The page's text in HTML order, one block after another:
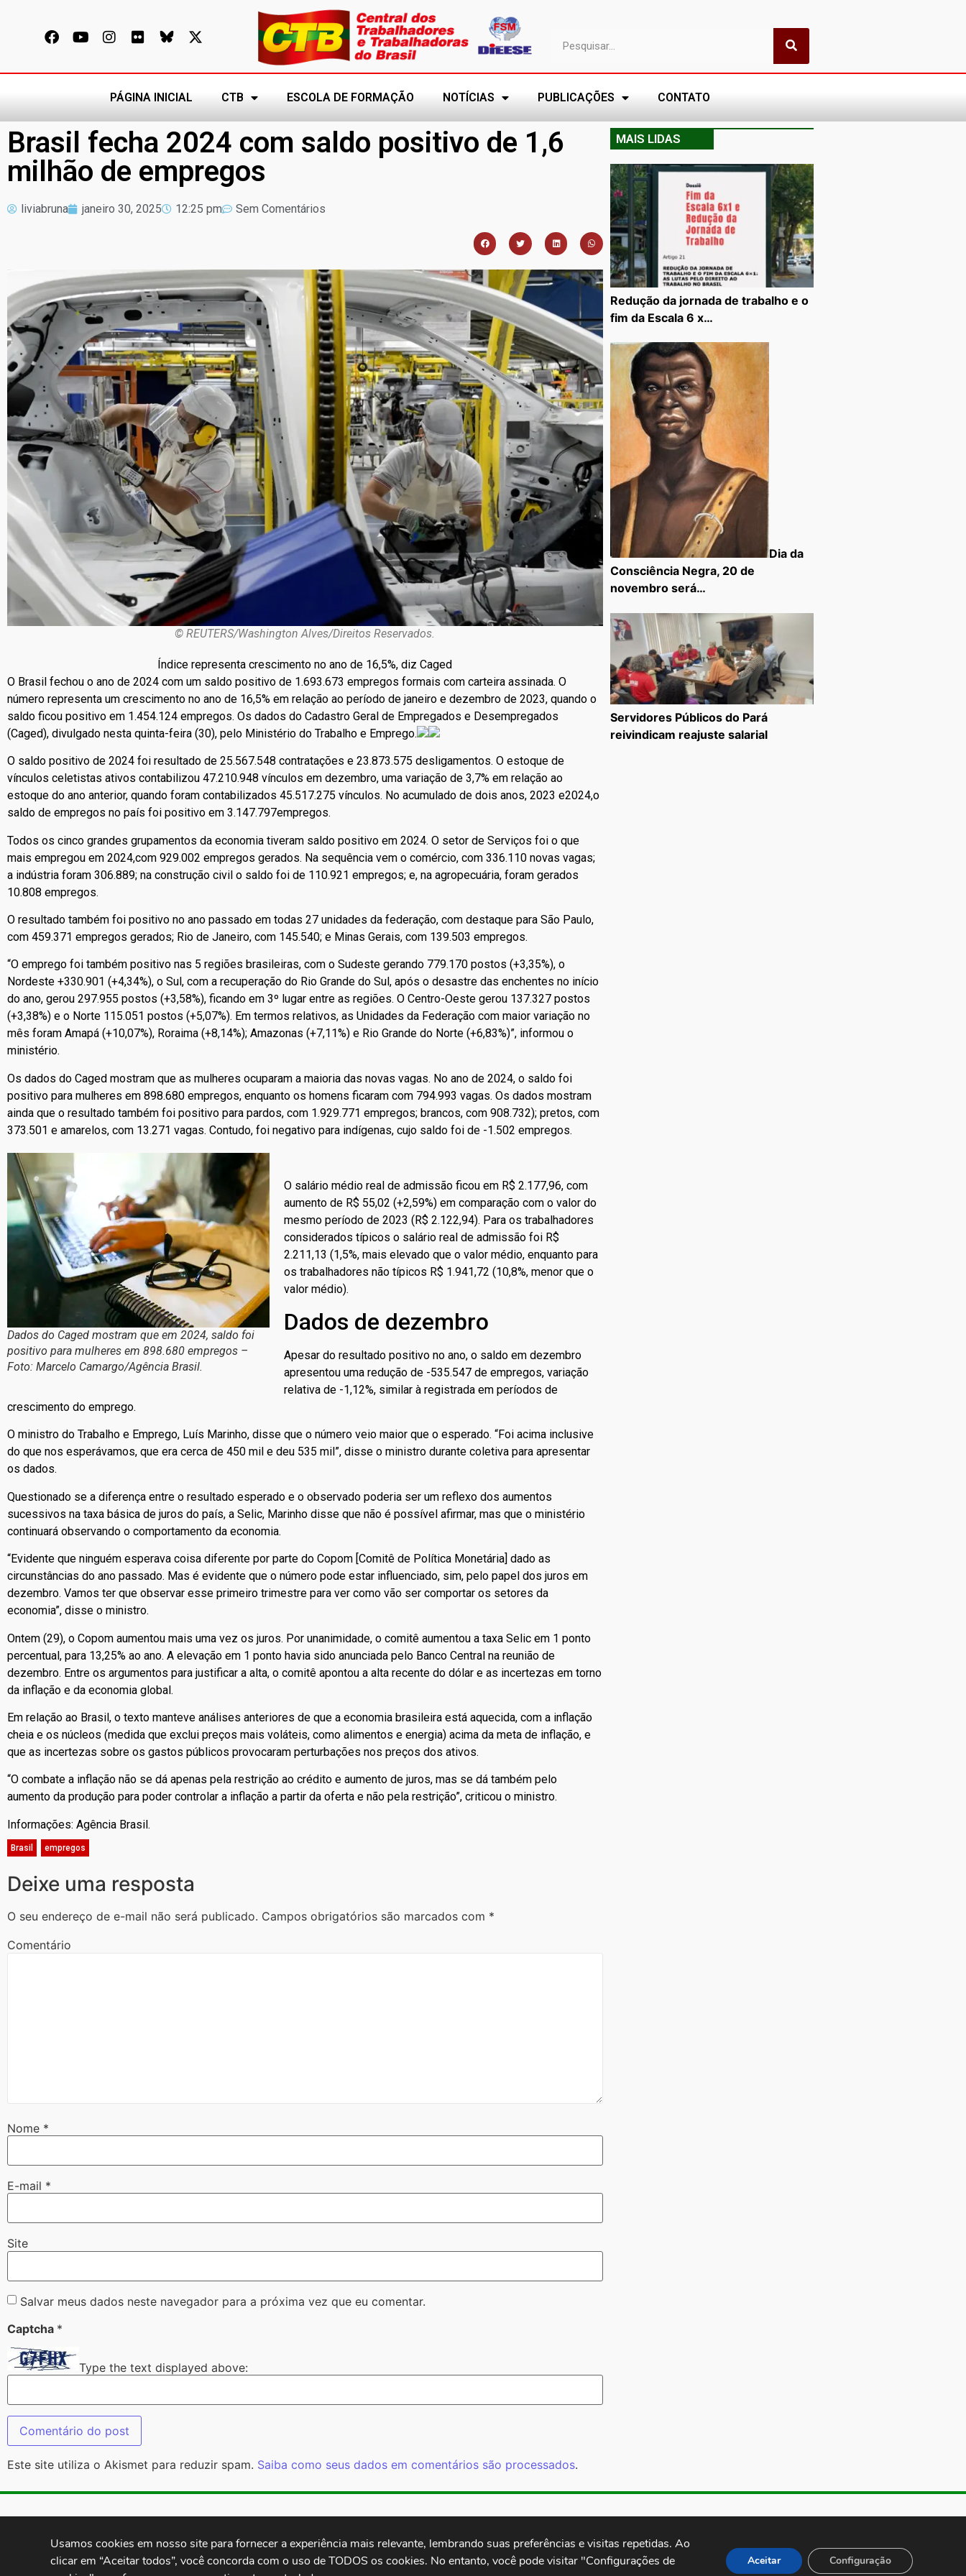
PÁGINA INICIAL CTB ESCOLA DE FORMAÇÃO NOTÍCIAS PUBLICAÇÕES CONTATO
Brasil fecha 2024 com saldo positivo de 1,6
milhão de empregos
liviabruna janeiro 30, 2025 12:25 pm Sem Comentários
© REUTERS/Washington Alves/Direitos Reservados.
Índice representa crescimento no ano de 16,5%, diz Caged
O Brasil fechou o ano de 2024 com um saldo positivo de 1.693.673 empregos formais com carteira assinada. O
número representa um crescimento no ano de 16,5% em relação ao período de janeiro e dezembro de 2023, quando o
saldo ficou positivo em 1.454.124 empregos. Os dados do Cadastro Geral de Empregados e Desempregados
(Caged), divulgado nesta quinta-feira (30), pelo Ministério do Trabalho e Emprego.
O saldo positivo de 2024 foi resultado de 25.567.548 contratações e 23.873.575 desligamentos. O estoque de
vínculos celetistas ativos contabilizou 47.210.948 vínculos em dezembro, uma variação de 3,7% em relação ao
estoque do ano anterior, quando foram contabilizados 45.517.275 vínculos. No acumulado de dois anos, 2023 e2024,o
saldo de empregos no país foi positivo em 3.147.797empregos.
Todos os cinco grandes grupamentos da economia tiveram saldo positivo em 2024. O setor de Serviços foi o que
mais empregou em 2024,com 929.002 empregos gerados. Na sequência vem o comércio, com 336.110 novas vagas;
a indústria foram 306.889; na construção civil o saldo foi de 110.921 empregos; e, na agropecuária, foram gerados
10.808 empregos.
O resultado também foi positivo no ano passado em todas 27 unidades da federação, com destaque para São Paulo,
com 459.371 empregos gerados; Rio de Janeiro, com 145.540; e Minas Gerais, com 139.503 empregos.
“O emprego foi também positivo nas 5 regiões brasileiras, com o Sudeste gerando 779.170 postos (+3,35%), o
Nordeste +330.901 (+4,34%), o Sul, com a recuperação do Rio Grande do Sul, após o desastre das enchentes no início
do ano, gerou 297.955 postos (+3,58%), ficando em 3º lugar entre as regiões. O Centro-Oeste gerou 137.327 postos
(+3,38%) e o Norte 115.051 postos (+5,07%). Em termos relativos, as Unidades da Federação com maior variação no
mês foram Amapá (+10,07%), Roraima (+8,14%); Amazonas (+7,11%) e Rio Grande do Norte (+6,83%)”, informou o
ministério.
Os dados do Caged mostram que as mulheres ocuparam a maioria das novas vagas. No ano de 2024, o saldo foi
positivo para mulheres em 898.680 empregos, enquanto os homens ficaram com 794.993 vagas. Os dados mostram
ainda que o resultado também foi positivo para pardos, com 1.929.771 empregos; brancos, com 908.732); pretos, com
373.501 e amarelos, com 13.271 vagas. Contudo, foi negativo para indígenas, cujo saldo foi de -1.502 empregos.
Dados do Caged mostram que em 2024, saldo foi
positivo para mulheres em 898.680 empregos –
Foto: Marcelo Camargo/Agência Brasil.
O salário médio real de admissão ficou em R$ 2.177,96, com
aumento de R$ 55,02 (+2,59%) em comparação com o valor do
mesmo período de 2023 (R$ 2.122,94). Para os trabalhadores
considerados típicos o salário real de admissão foi R$
2.211,13 (1,5%, mais elevado que o valor médio, enquanto para
os trabalhadores não típicos R$ 1.941,72 (10,8%, menor que o
valor médio).
Dados de dezembro
Apesar do resultado positivo no ano, o saldo em dezembro
apresentou uma redução de -535.547 de empregos, variação
relativa de -1,12%, similar à registrada em períodos de
crescimento do emprego.
O ministro do Trabalho e Emprego, Luís Marinho, disse que o número veio maior que o esperado. “Foi acima inclusive
do que nos esperávamos, que era cerca de 450 mil e deu 535 mil”, disse o ministro durante coletiva para apresentar
os dados.
Questionado se a diferença entre o resultado esperado e o observado poderia ser um reflexo dos aumentos
sucessivos na taxa básica de juros do país, a Selic, Marinho disse que não é possível afirmar, mas que o ministério
continuará observando o comportamento da economia.
“Evidente que ninguém esperava coisa diferente por parte do Copom [Comitê de Política Monetária] dado as
circunstâncias do ano passado. Mas é evidente que o número pode estar influenciado, sim, pelo papel dos juros em
dezembro. Vamos ter que observar esse primeiro trimestre para ver como vão ser comportar os setores da
economia”, disse o ministro.
Ontem (29), o Copom aumentou mais uma vez os juros. Por unanimidade, o comitê aumentou a taxa Selic em 1 ponto
percentual, para 13,25% ao ano. A elevação em 1 ponto havia sido anunciada pelo Banco Central na reunião de
dezembro. Entre os argumentos para justificar a alta, o comitê apontou a alta recente do dólar e as incertezas em torno
da inflação e da economia global.
Em relação ao Brasil, o texto manteve análises anteriores de que a economia brasileira está aquecida, com a inflação
cheia e os núcleos (medida que exclui preços mais voláteis, como alimentos e energia) acima da meta de inflação, e
que as incertezas sobre os gastos públicos provocaram perturbações nos preços dos ativos.
“O combate a inflação não se dá apenas pela restrição ao crédito e aumento de juros, mas se dá também pelo
aumento da produção para poder controlar a inflação a partir da oferta e não pela restrição”, criticou o ministro.
Informações: Agência Brasil.
Brasil empregos
Deixe uma resposta
O seu endereço de e-mail não será publicado. Campos obrigatórios são marcados com *
Comentário
Nome *
E-mail *
Site
Salvar meus dados neste navegador para a próxima vez que eu comentar.
Captcha *
Type the text displayed above:
Este site utiliza o Akismet para reduzir spam. Saiba como seus dados em comentários são processados.
MAIS LIDAS
Redução da jornada de trabalho e o
fim da Escala 6 x…
Dia da
Consciência Negra, 20 de
novembro será…
Servidores Públicos do Pará
reivindicam reajuste salarial
Paulo - SP - Brasil CEP: 01251-001
Usamos cookies em nosso site para fornecer a experiência mais relevante, lembrando suas preferências e visitas repetidas. Ao
clicar em “Aceitar todos”, você concorda com o uso de TODOS os cookies. No entanto, você pode visitar "Configurações de
Aceitar Configuração